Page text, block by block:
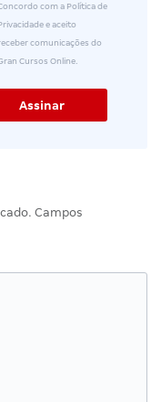
com a Política de
e aceito
comunicações do
Cursos Online.
Campos